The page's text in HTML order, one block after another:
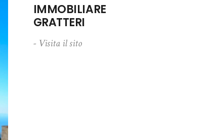
IMMOBILIARE
GRATTERI
- Visita il sito